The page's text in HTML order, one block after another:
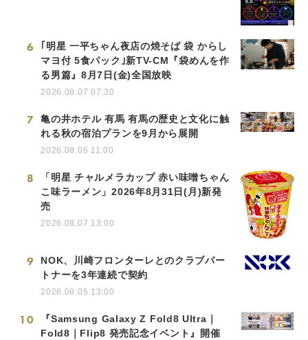
6
｢明星 一平ちゃん夜店の焼そば 袋 からし
マヨ付 5食パック｣新TV-CM『袋めんを作
る男篇』8月7日(金)全国放映
2026.08.07 07:30
7
亀の井ホテル 有馬 有馬の歴史と文化に触
れる秋の宿泊プランを9月から展開
2026.08.06 11:00
8
「明星 チャルメラカップ 赤い味噌ちゃん
こ味ラーメン」2026年8月31日(月)新発
売
2026.08.07 13:00
9
NOK、川崎フロンターレとのクラブパー
トナーを3年連続で契約
2026.08.05 13:00
10
『Samsung Galaxy Z Fold8 Ultra｜
Fold8｜Flip8 発売記念イベント』開催